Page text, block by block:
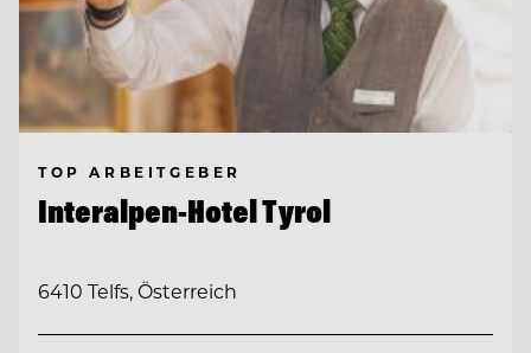
TOP ARBEITGEBER
Interalpen-Hotel Tyrol
6410 Telfs, Österreich